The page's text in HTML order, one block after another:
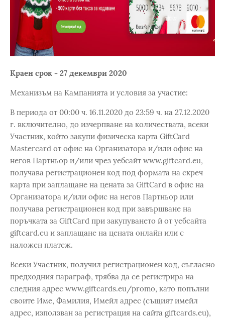
Краен срок - 27 декември 2020
Механизъм на Кампанията и условия за участие:
В периода от 00:00 ч. 16.11.2020 до 23:59 ч. на 27.12.2020
г. включително, до изчерпване на количествата, всеки
Участник, който закупи физическа карта GiftCard
Mastercard от офис на Организатора и/или офис на
негов Партньор и/или чрез уебсайт www.giftcard.eu,
получава регистрационен код под формата на скреч
карта при заплащане на цената за GiftCard в офис на
Организатора и/или офис на негов Партньор или
получава регистрационен код при завършване на
поръчката за GiftCard при закупуването й от уебсайта
giftcard.eu и заплащане на цената онлайн или с
наложен платеж.
Всеки Участник, получил регистрационен код, съгласно
предходния параграф, трябва да се регистрира на
следния адрес www.giftcards.eu/promo, като попълни
своите Име, Фамилия, Имейл адрес (същият имейл
адрес, използван за регистрация на сайта giftcards.eu),